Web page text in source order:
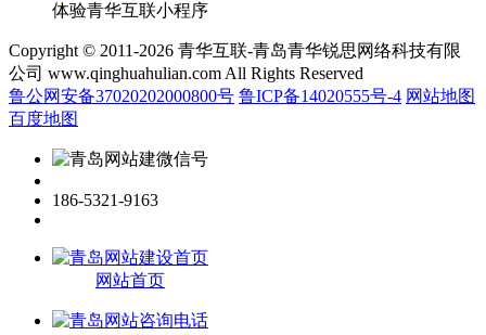
体验青华互联小程序
Copyright © 2011-2026 青华互联-青岛青华锐思网络科技有限
公司 www.qinghuahulian.com All Rights Reserved
鲁公网安备37020202000800号 鲁ICP备14020555号-4 网站地图
百度地图
186-5321-9163
网站首页